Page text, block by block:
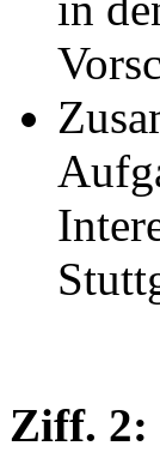
Ziff. 2: